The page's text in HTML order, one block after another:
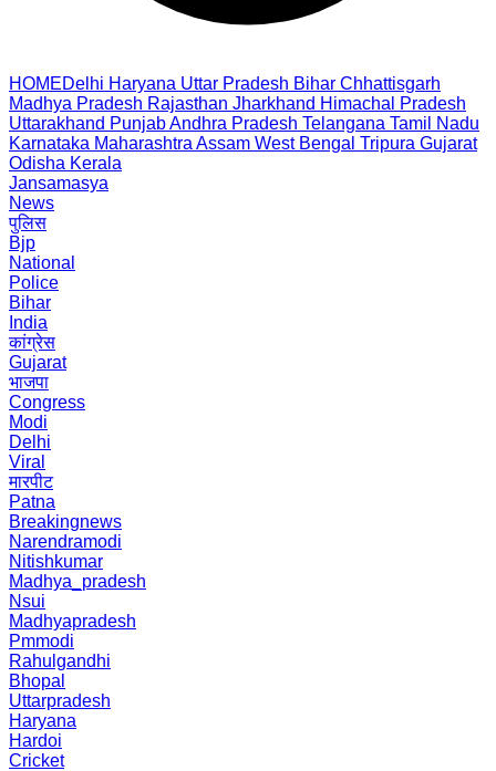
HOMEDelhi Haryana Uttar Pradesh Bihar Chhattisgarh
Madhya Pradesh Rajasthan Jharkhand Himachal Pradesh
Uttarakhand PunjabAndhra Pradesh Telangana Tamil Nadu
Karnataka Maharashtra Assam West Bengal Tripura Gujarat
Odisha Kerala
Jansamasya
News
पुलिस
Bjp
National
Police
Bihar
India
कांग्रेस
Gujarat
भाजपा
Congress
Modi
Delhi
Viral
मारपीट
Patna
Breakingnews
Narendramodi
Nitishkumar
Madhya_pradesh
Nsui
Madhyapradesh
Pmmodi
Rahulgandhi
Bhopal
Uttarpradesh
Haryana
Hardoi
Cricket